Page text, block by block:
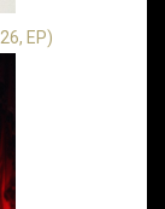
EP)